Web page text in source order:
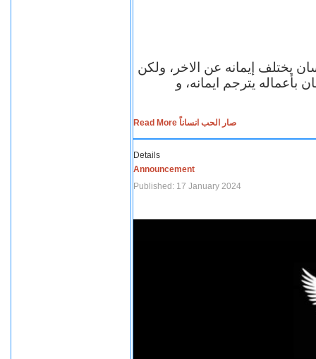
يختلف إيمانه عن الاخر، ولكن
بأعماله يترجم ايمانه، و
Read More صار الحب انساناً
Details
Announcement
Published: 17 January 2024